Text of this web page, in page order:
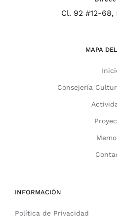
Cl. 92 #12-68,
MAPA
Consejería
INFORMACIÓN
Política de Privacidad